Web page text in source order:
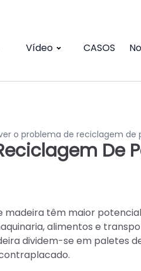
Vídeo CASOS
o problema de reciclagem de
De
têm maior
alimentos e
dividem-se em paletes